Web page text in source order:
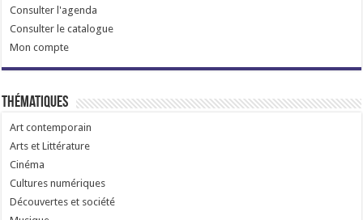
Consulter l'agenda
Consulter le catalogue
Mon compte
Thématiques
Art contemporain
Arts et Littérature
Cinéma
Cultures numériques
Découvertes et société